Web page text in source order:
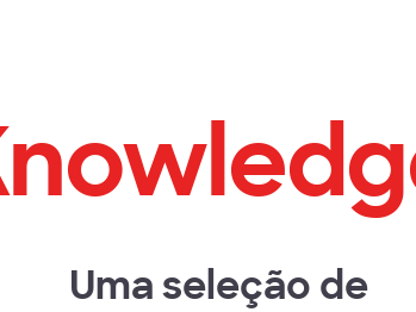
Uma seleção de